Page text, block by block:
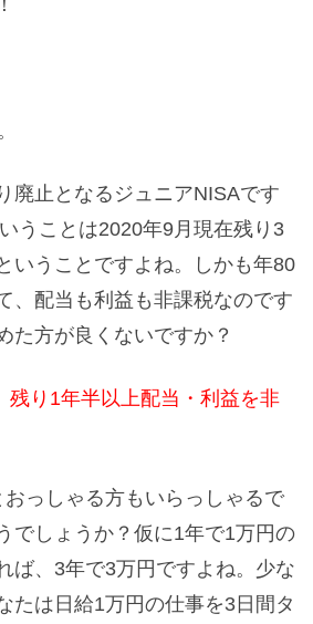
廃止となるジュニアNISAです
うことは2020年9月現在残り3
いうことですよね。しかも年80
、配当も利益も非課税なのです
た方が良くないですか？
り1年半以上配当・利益を非
おっしゃる方もいらっしゃるで
でしょうか？仮に1年で1万円の
ば、3年で3万円ですよね。少な
たは日給1万円の仕事を3日間タ